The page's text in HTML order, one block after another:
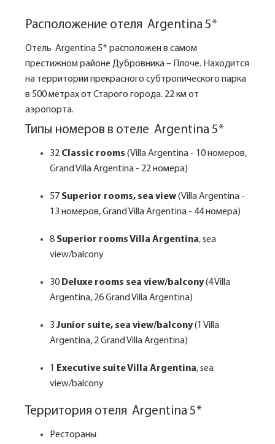
Расположение отеля Argentina 5*
Отель Argentina 5* расположен в самом
престижном районе Дубровника – Плоче. Находится
на территории прекрасного субтропического парка
в 500 метрах от Старого города. 22 км от
аэропорта.
Типы номеров в отеле Argentina 5*
32 Classic rooms (Villa Argentina - 10 номеров,
Grand Villa Argentina - 22 номера)
57 Superior rooms, sea view(Villa Argentina -
13 номеров, Grand Villa Argentina - 44 номера)
8 Superior rooms Villa Argentina, sea
view/balcony
30 Deluxe rooms sea view/balcony(4 Villa
Argentina, 26 Grand Villa Argentina)
3 Junior suite, sea view/balcony(1 Villa
Argentina, 2 Grand Villa Argentina)
1 Executive suite Villa Argentina, sea
view/balcony
Территория отеля Argentina 5*
Рестораны